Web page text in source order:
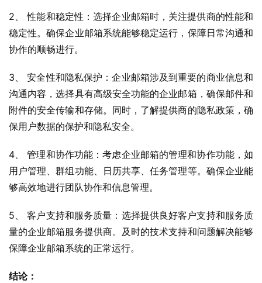
2、 性能和稳定性：选择企业邮箱时，关注提供商的性能和
稳定性。确保企业邮箱系统能够稳定运行，保障日常沟通和
协作的顺畅进行。
3、 安全性和隐私保护：企业邮箱涉及到重要的商业信息和
沟通内容，选择具有高级安全功能的企业邮箱，确保邮件和
附件的安全传输和存储。同时，了解提供商的隐私政策，确
保用户数据的保护和隐私安全。
4、 管理和协作功能：考虑企业邮箱的管理和协作功能，如
用户管理、群组功能、日历共享、任务管理等。确保企业能
够高效地进行团队协作和信息管理。
5、 客户支持和服务质量：选择提供良好客户支持和服务质
量的企业邮箱服务提供商。及时的技术支持和问题解决能够
保障企业邮箱系统的正常运行。
结论：